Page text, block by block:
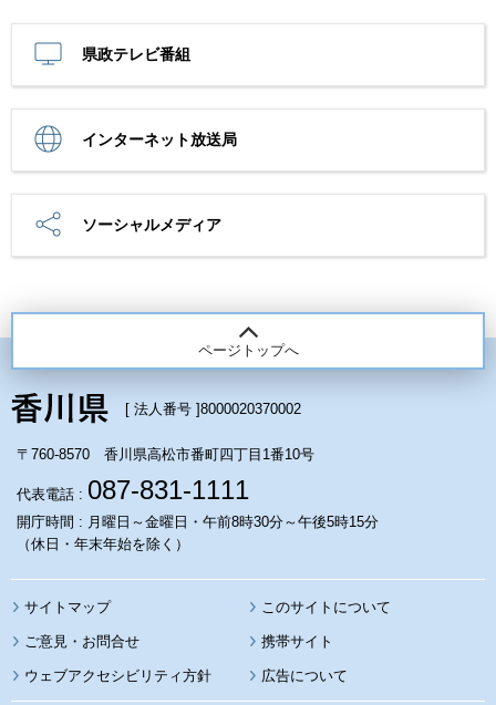
県政テレビ番組
インターネット放送局
ソーシャルメディア
ページトップへ
[ 法人番号 ]8000020370002
〒760-8570 香川県高松市番町四丁目1番10号
代表電話 : 087-831-1111
開庁時間 : 月曜日～金曜日・午前8時30分～午後5時15分
（休日・年末年始を除く）
サイトマップ このサイトについて
携帯サイト
ウェブアクセシビリティ方針 広告について